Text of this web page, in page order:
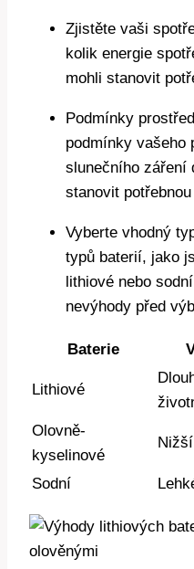
Zjistěte vaši
kolik energie
mohli stanovit
Podmínky
podmínky vašeho
slunečního záření
stanovit
Vyberte vhodný
typů baterií, jako
lithiové nebo
nevýhody před
Baterie
Lithiové
Olovně-
kyselinové
Sodní